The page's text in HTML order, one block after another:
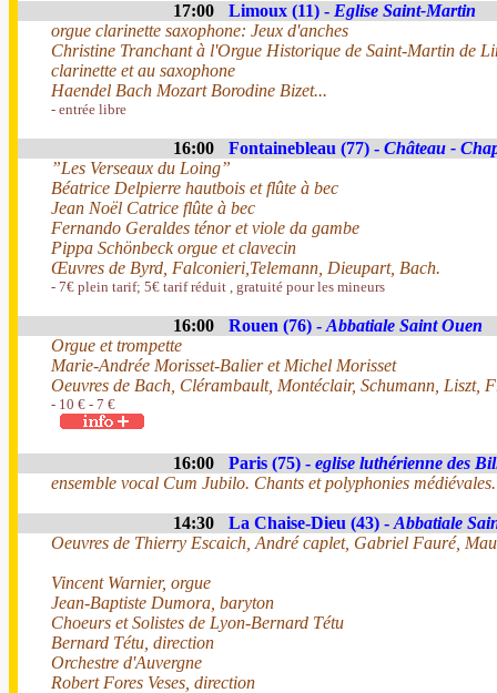
17:00 Limoux (11) - Eglise Saint-Martin
orgue clarinette saxophone: Jeux d'anches
Christine Tranchant à l'Orgue Historique de Saint-Martin de
clarinette et au saxophone
Haendel Bach Mozart Borodine Bizet...
- entrée libre
16:00 Fontainebleau (77) - Château -
”Les Verseaux du Loing”
Béatrice Delpierre hautbois et flûte à bec
Jean Noël Catrice flûte à bec
Fernando Geraldes ténor et viole da gambe
Pippa Schönbeck orgue et clavecin
Œuvres de Byrd, Falconieri,Telemann, Dieupart, Bach.
- 7€ plein tarif; 5€ tarif réduit , gratuité pour les mineurs
16:00 Rouen (76) - Abbatiale Saint Ouen
Orgue et trompette
Marie-Andrée Morisset-Balier et Michel Morisset
Oeuvres de Bach, Clérambault, Montéclair, Schumann, Liszt,
- 10 € - 7 €
16:00 Paris (75) - eglise luthérienne des
ensemble vocal Cum Jubilo. Chants et polyphonies médiévales.
14:30 La Chaise-Dieu (43) - Abbatiale
Oeuvres de Thierry Escaich, André caplet, Gabriel Fauré,
Vincent Warnier, orgue
Jean-Baptiste Dumora, baryton
Choeurs et Solistes de Lyon-Bernard Tétu
Bernard Tétu, direction
Orchestre d'Auvergne
Robert Fores Veses, direction